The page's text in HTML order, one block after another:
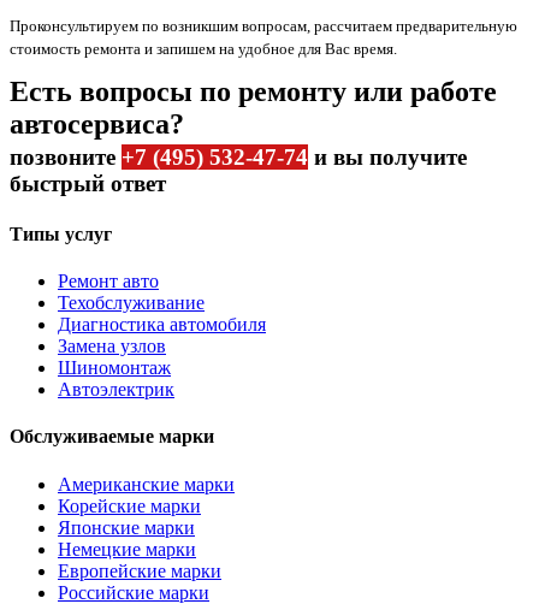
Проконсультируем по возникшим вопросам, рассчитаем предварительную
стоимость ремонта и запишем на удобное для Вас время.
Есть вопросы по ремонту или работе
автосервиса?
позвоните +7 (495) 532-47-74 и вы получите
быстрый ответ
Типы услуг
Ремонт авто
Техобслуживание
Диагностика автомобиля
Замена узлов
Шиномонтаж
Автоэлектрик
Обслуживаемые марки
Американские марки
Корейские марки
Японские марки
Немецкие марки
Европейские марки
Российские марки